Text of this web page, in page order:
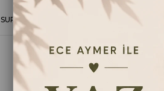
her yüzey boyaları MULTİ